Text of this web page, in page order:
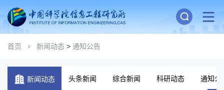
首页 新闻动态 > 通知公告
新闻动态 头条新闻 综合新闻 科研动态 通知公